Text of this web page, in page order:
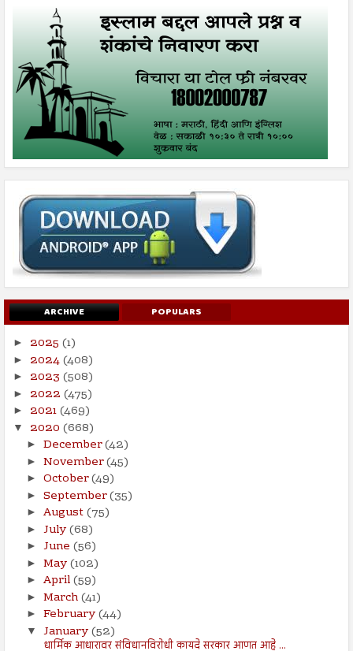
ARCHIVE POPULARS
► 2025 (1)
► 2024(408)
► 2023 (508)
► 2022 (475)
► 2021(469)
▼ 2020 (668)
► December(42)
► November(45)
► October(49)
► September(35)
► August(75)
► July(68)
► June (56)
► May(102)
► April(59)
► March(41)
► February(44)
▼ January(52)
धार्मिक आधारावर संविधानविरोधी कायदे सरकार आणत आहे ...